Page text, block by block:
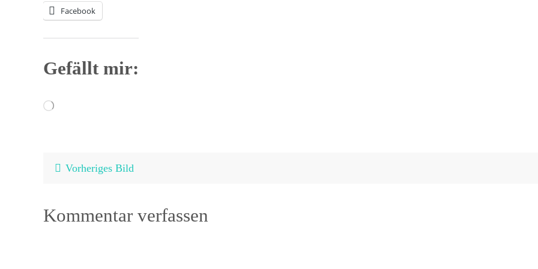
Facebook
Gefällt mir:
Wird
Vorheriges Bild
Kommentar verfassen